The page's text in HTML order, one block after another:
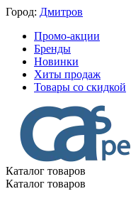
Город: Дмитров
Промо-акции
Бренды
Новинки
Хиты продаж
Товары со скидкой
Каталог товаров
Каталог товаров